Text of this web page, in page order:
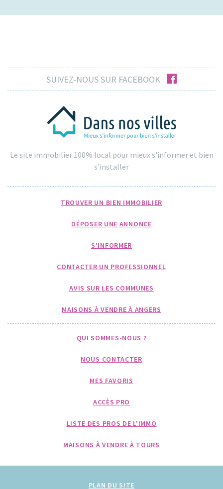
SUIVEZ-NOUS SUR FACEBOOK facebook
Le site immobilier 100% local pour mieux s'informer et bien
s'installer
TROUVER UN BIEN IMMOBILIER
DÉPOSER UNE ANNONCE
S'INFORMER
CONTACTER UN PROFESSIONNEL
AVIS SUR LES COMMUNES
MAISONS À VENDRE À ANGERS
QUI SOMMES-NOUS ?
NOUS CONTACTER
MES FAVORIS
ACCÈS PRO
LISTE DES PROS DE L'IMMO
MAISONS À VENDRE À TOURS
PLAN DU SITE